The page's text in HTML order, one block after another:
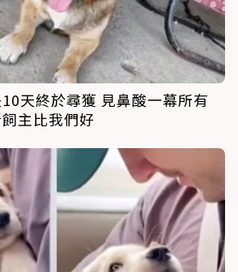
天終於尋獲 見鼻酸一幕所有
主比我們好